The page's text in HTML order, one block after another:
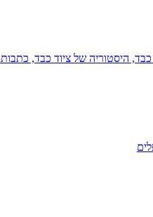
כבד, היסטוריה של ציוד כבד,